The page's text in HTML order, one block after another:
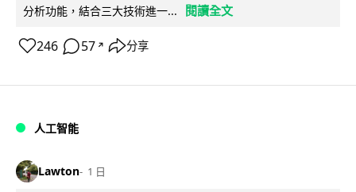
分析功能，結合三大技術進一...
閱讀全文
246 57 ↗ 分享
人工智能
Lawton 1 日